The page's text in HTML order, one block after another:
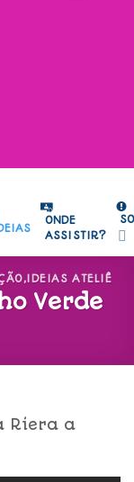
ONDE
ASSISTIR?
, IDEIAS ATELIÊ
Verde
Riera a